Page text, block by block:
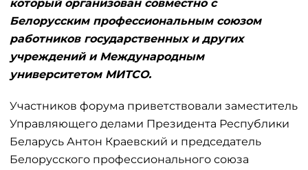
который организован совместно с
Белорусским профессиональным союзом
работников государственных и других
учреждений и Международным
университетом МИТСО.
Участников форума приветствовали заместитель
Управляющего делами Президента Республики
Беларусь Антон Краевский и председатель
Белорусского профессионального союза